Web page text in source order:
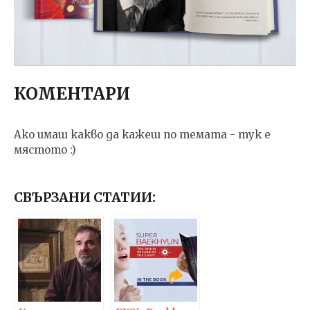
КОМЕНТАРИ
Ако имаш какво да кажеш по темата - тук е
мястото :)
СВЪРЗАНИ СТАТИИ: